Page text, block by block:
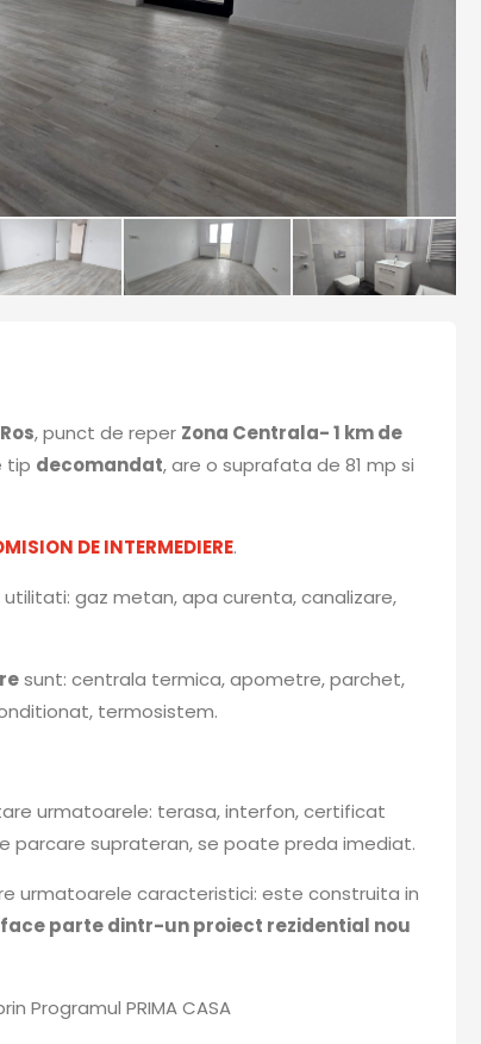
, punct de reper Zona Centrala- 1 km de
tip decomandat, are o suprafata de 81 mp si
DE INTERMEDIERE.
gaz metan, apa curenta, canalizare,
sunt: centrala termica, apometre, parchet,
termosistem.
urmatoarele: terasa, interfon, certificat
parcare suprateran, se poate preda imediat.
urmatoarele caracteristici: este construita in
face parte dintr-un proiect rezidential nou
Programul PRIMA CASA